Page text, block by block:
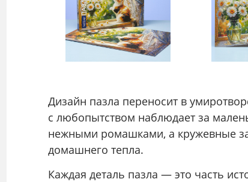
Дизайн пазла переносит в
с любопытством наблюдает за
нежными ромашками, а кружевные
домашнего тепла.
Каждая деталь пазла — это часть